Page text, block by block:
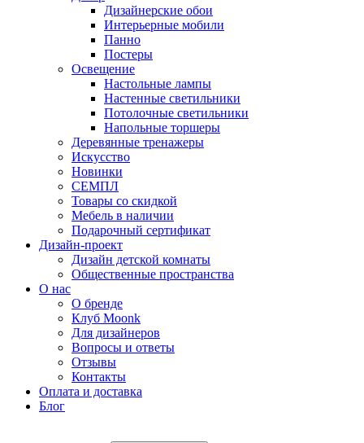
Дизайнерские обои
Интерьерные мобили
Панно
Постеры
Освещение
Настольные лампы
Настенные светильники
Потолочные светильники
Напольные торшеры
Деревянные тренажеры
Искусство
Новинки
СЕМПЛ
Товары со скидкой
Мебель в наличии
Подарочный сертификат
Дизайн-проект
Дизайн детской комнаты
Общественные пространства
О нас
О бренде
Клуб Moonk
Для дизайнеров
Вопросы и ответы
Отзывы
Контакты
Оплата и доставка
Блог